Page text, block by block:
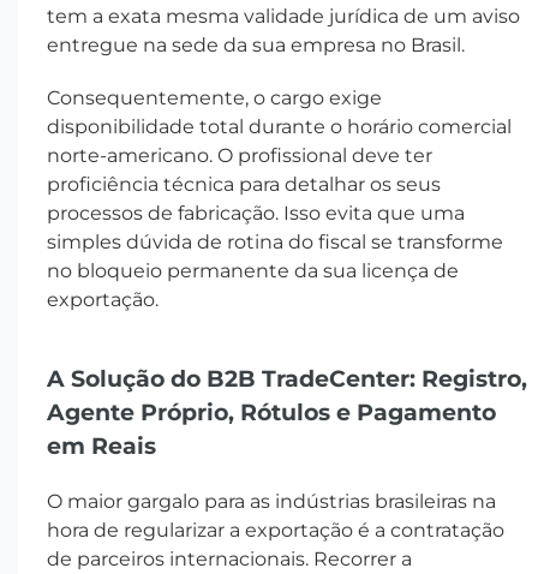
tem a exata mesma validade jurídica de um aviso
entregue na sede da sua empresa no Brasil.
Consequentemente, o cargo exige
disponibilidade total durante o horário comercial
norte-americano. O profissional deve ter
proficiência técnica para detalhar os seus
processos de fabricação. Isso evita que uma
simples dúvida de rotina do fiscal se transforme
no bloqueio permanente da sua licença de
exportação.
A Solução do B2B TradeCenter: Registro,
Agente Próprio, Rótulos e Pagamento
em Reais
O maior gargalo para as indústrias brasileiras na
hora de regularizar a exportação é a contratação
de parceiros internacionais. Recorrer a